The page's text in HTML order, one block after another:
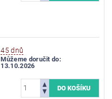
45 dnů
Můžeme doručit do:
13.10.2026